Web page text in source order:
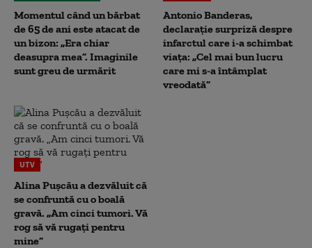
Momentul când un bărbat
de 65 de ani este atacat de
un bizon: „Era chiar
deasupra mea”. Imaginile
sunt greu de urmărit
Antonio Banderas,
declarație surpriză despre
infarctul care i-a schimbat
viața: „Cel mai bun lucru
care mi s-a întâmplat
vreodată”
UTV
Alina Pușcău a dezvăluit că
se confruntă cu o boală
gravă. „Am cinci tumori. Vă
rog să vă rugați pentru
mine”